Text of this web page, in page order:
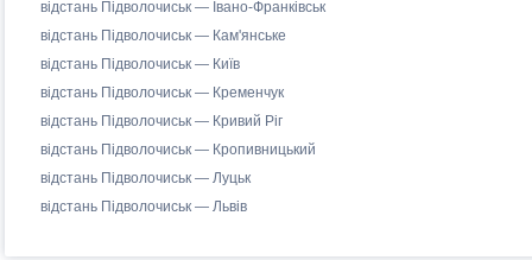
відстань Підволочиськ — Івано-Франківськ
відстань Підволочиськ — Кам'янське
відстань Підволочиськ — Київ
відстань Підволочиськ — Кременчук
відстань Підволочиськ — Кривий Ріг
відстань Підволочиськ — Кропивницький
відстань Підволочиськ — Луцьк
відстань Підволочиськ — Львів